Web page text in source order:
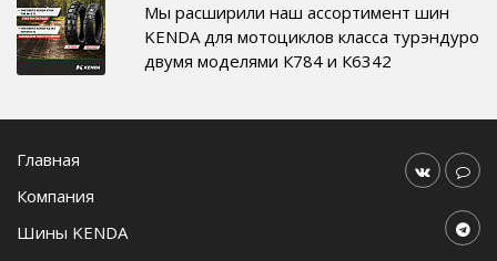
Мы расширили наш ассортимент шин
KENDA для мотоциклов класса турэндуро
двумя моделями К784 и К6342
Главная
Компания
Шины KENDA